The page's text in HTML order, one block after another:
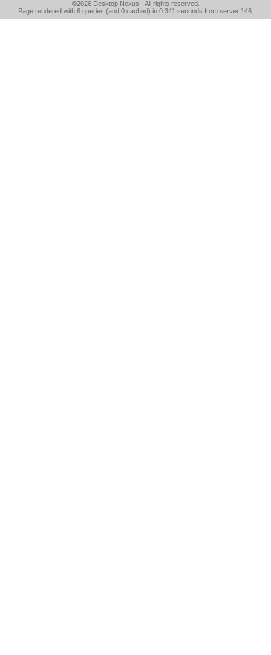
©2026 Desktop Nexus - All rights reserved.
Page rendered with 6 queries (and 0 cached) in 0.341 seconds from server 146.